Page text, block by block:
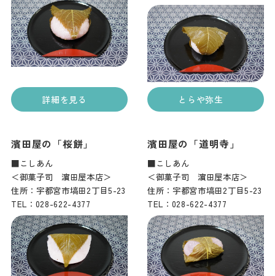
詳細を見る とらや弥生
濱田屋の「桜餅」
■こしあん
＜御菓子司 濵田屋本店＞
住所：宇都宮市塙田2丁目5-23
TEL：028-622-4377
濱田屋の「道明寺」
■こしあん
＜御菓子司 濵田屋本店＞
住所：宇都宮市塙田2丁目5-23
TEL：028-622-4377